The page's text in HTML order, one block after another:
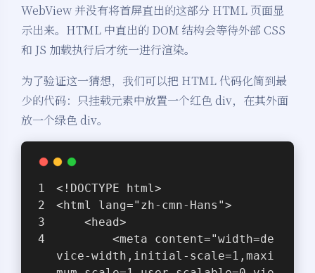
WebView 并没有将首屏直出的这部分 HTML 页面显
示出来。HTML 中直出的 DOM 结构会等待外部 CSS
和 JS 加载执行后才统一进行渲染。
为了验证这一猜想，我们可以把 HTML 代码化简到最
少的代码：只挂载元素中放置一个红色 div，在其外面
放一个绿色 div。
<!DOCTYPE html>
<html lang="zh-cmn-Hans">
    <head>
vice-width,initial-scale=1,maxi